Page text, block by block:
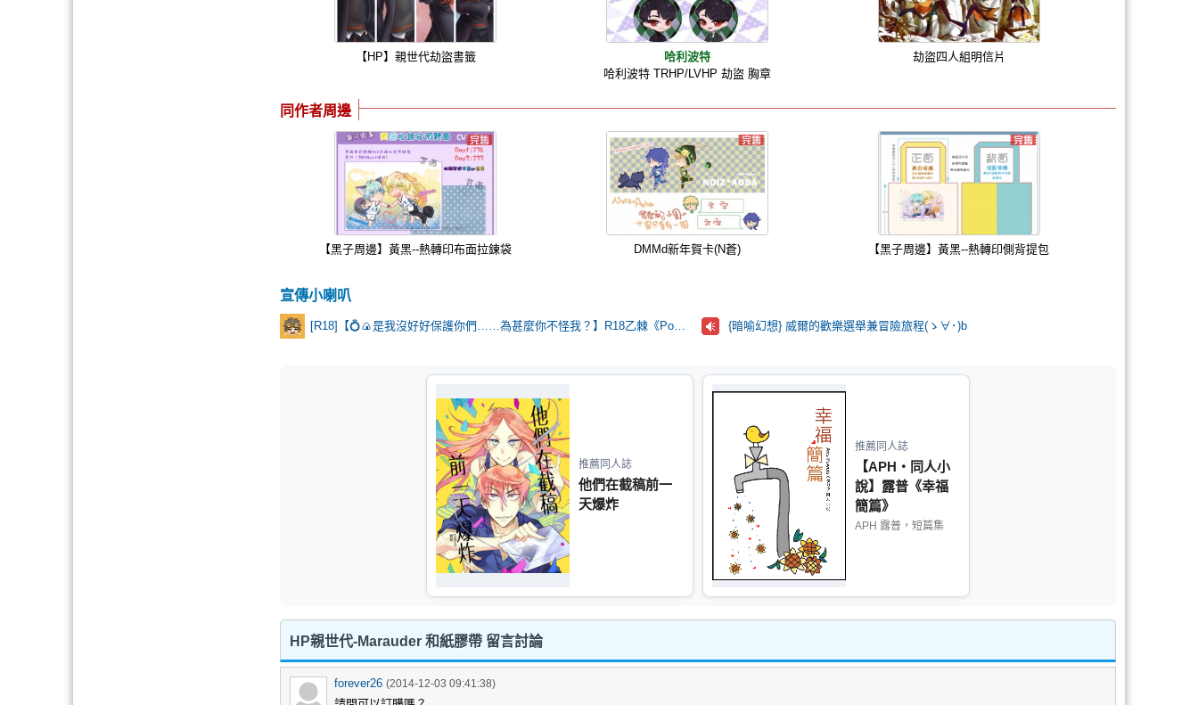
【HP】親世代劫盜書籤
哈利波特
哈利波特 TRHP/LVHP 劫盜 胸章
劫盜四人組明信片
同作者周邊
【黑子周邊】黃黑--熱轉印布面拉鍊袋 DMMd新年賀卡(N蒼) 【黑子周邊】黃黑--熱轉印側背提包
宣傳小喇叭
[R18]【💍🍙是我沒好好保護你們……為甚麼你不怪我？】R18乙棘《Poker Face》* 含本篇劇情 {暗喻幻想} 威爾的歡樂選舉兼冒險旅程(ゝ∀･)b
推薦同人誌
他們在截稿前一
天爆炸
推薦同人誌
【APH‧同人小
說】露普《幸福
簡篇》
APH 露普，短篇集
HP親世代-Marauder 和紙膠帶 留言討論
forever26 (2014-12-03 09:41:38)